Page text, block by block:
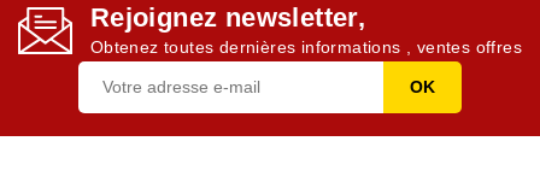
Rejoignez newsletter,
Obtenez toutes dernières informations , ventes offres